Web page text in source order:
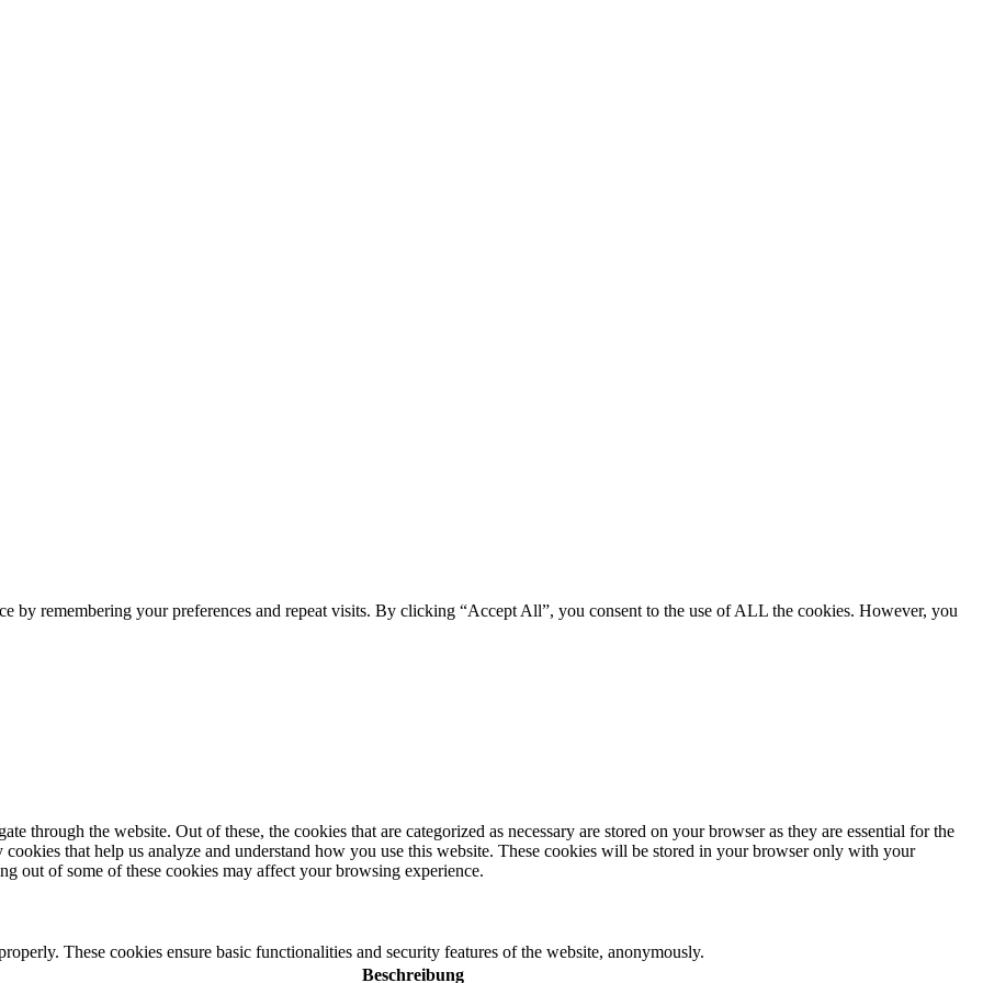
by remembering your preferences and repeat visits. By clicking “Accept All”, you consent to the use of ALL the cookies. However, you
through the website. Out of these, the cookies that are categorized as necessary are stored on your browser as they are essential for the
that help us analyze and understand how you use this website. These cookies will be stored in your browser only with your
out of some of these cookies may affect your browsing experience.
These cookies ensure basic functionalities and security features of the website, anonymously.
Beschreibung